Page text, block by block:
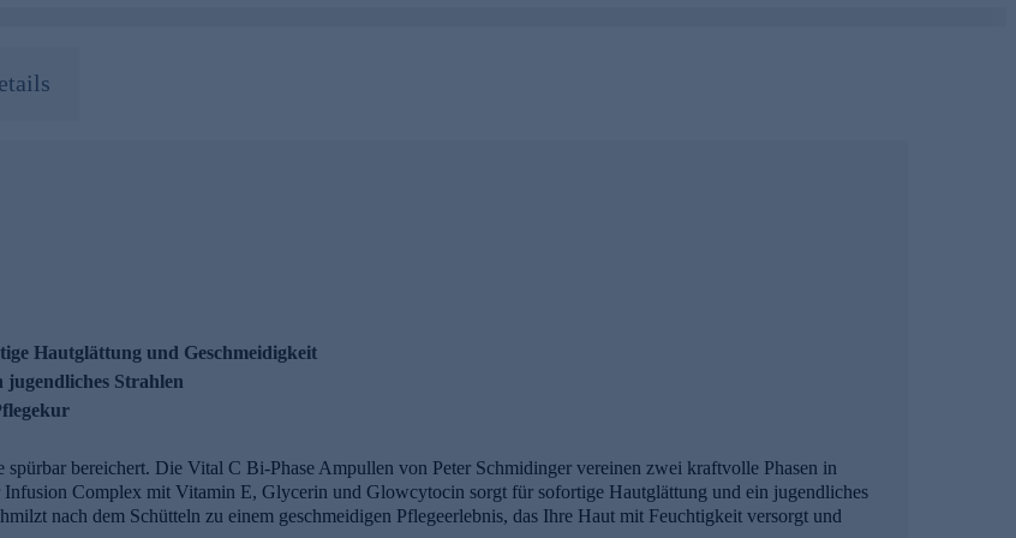
Hautglättung und Geschmeidigkeit
Strahlen
bereichert. Die Vital C Bi-Phase Ampullen von Peter Schmidinger vereinen zwei kraftvolle Phasen in
Complex mit Vitamin E, Glycerin und Glowcytocin sorgt für sofortige Hautglättung und ein jugendliches
nach dem Schütteln zu einem geschmeidigen Pflegeerlebnis, das Ihre Haut mit Feuchtigkeit versorgt und